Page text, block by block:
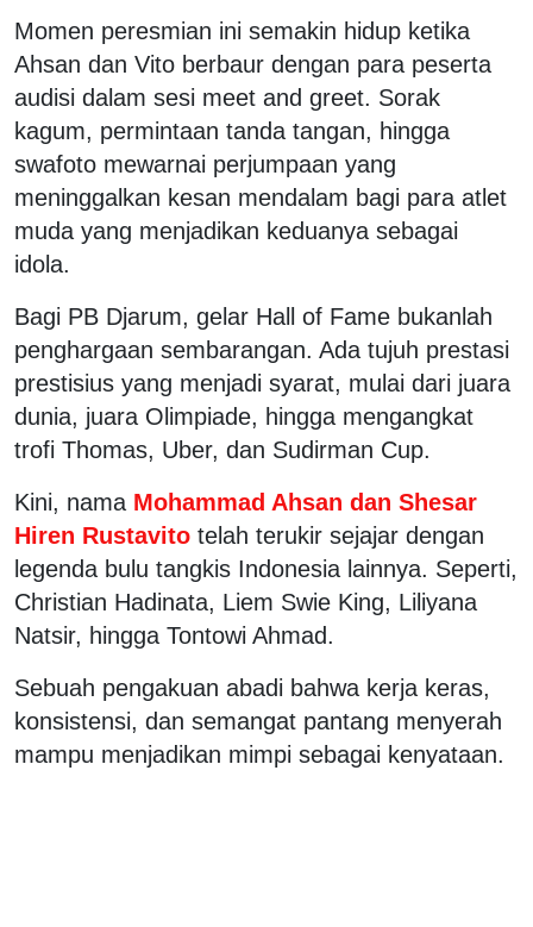
Momen peresmian ini semakin hidup ketika
Ahsan dan Vito berbaur dengan para peserta
audisi dalam sesi meet and greet. Sorak
kagum, permintaan tanda tangan, hingga
swafoto mewarnai perjumpaan yang
meninggalkan kesan mendalam bagi para atlet
muda yang menjadikan keduanya sebagai
idola.
Bagi PB Djarum, gelar Hall of Fame bukanlah
penghargaan sembarangan. Ada tujuh prestasi
prestisius yang menjadi syarat, mulai dari juara
dunia, juara Olimpiade, hingga mengangkat
trofi Thomas, Uber, dan Sudirman Cup.
Kini, nama Mohammad Ahsan dan Shesar
Hiren Rustavito telah terukir sejajar dengan
legenda bulu tangkis Indonesia lainnya. Seperti,
Christian Hadinata, Liem Swie King, Liliyana
Natsir, hingga Tontowi Ahmad.
Sebuah pengakuan abadi bahwa kerja keras,
konsistensi, dan semangat pantang menyerah
mampu menjadikan mimpi sebagai kenyataan.